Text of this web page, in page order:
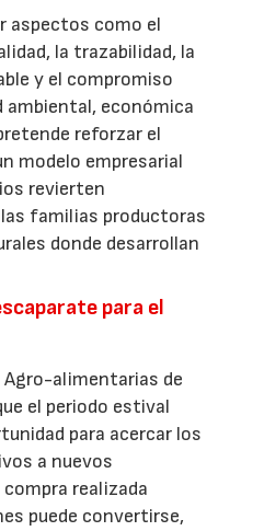
aspectos como el
la trazabilidad, la
y el compromiso
económica
reforzar el
modelo empresarial
revierten
familias productoras
donde desarrollan
para el
Agro-alimentarias de
el periodo estival
para acercar los
a nuevos
realizada
puede convertirse,